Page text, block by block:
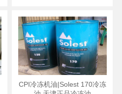
CPI冷冻机油|Solest 170冷冻